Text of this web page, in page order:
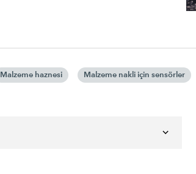
Malzeme haznesi Malzeme nakli için sensörler